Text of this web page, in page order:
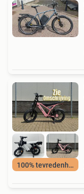
100% tevredenheid